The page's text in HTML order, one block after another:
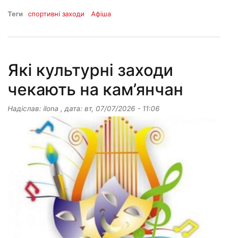
Теги спортивні заходи Афіша
Які культурні заходи
чекають на кам’янчан
Надіслав: ilona , дата: вт, 07/07/2026 - 11:06